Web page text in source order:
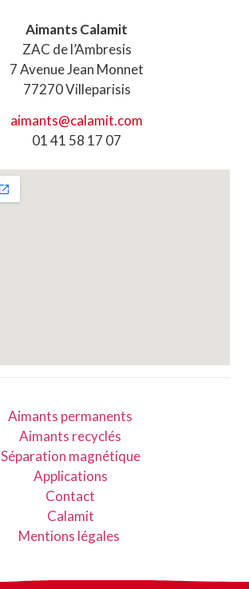
Aimants Calamit
ZAC de l’Ambresis
7 Avenue Jean Monnet
77270 Villeparisis
aimants@calamit.com
01 41 58 17 07
Aimants permanents
Aimants recyclés
Séparation magnétique
Applications
Contact
Calamit
Mentions légales